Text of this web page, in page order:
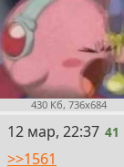
430 Кб, 736x684
41
12 мар, 22:37 41
>>1561